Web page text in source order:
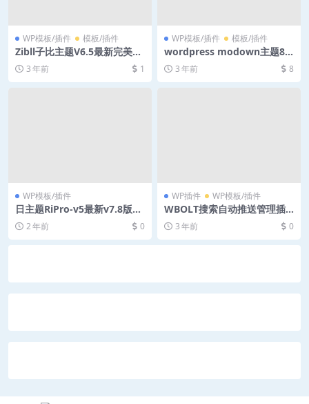
WP模板/插件 模板/插件
Zibll子比主题V6.5最新完美破
解版3 年前 1
WP模板/插件 模板/插件
wordpress modown主题8.8
1 去授权
3 年前 8
WP模板/插件
日主题RiPro-v5最新v7.8版
本-开心版
2 年前 0
WP插件 WP模板/插件
WBOLT搜索自动推送管理插
件3.4.11 Pro破解版
3 年前 0